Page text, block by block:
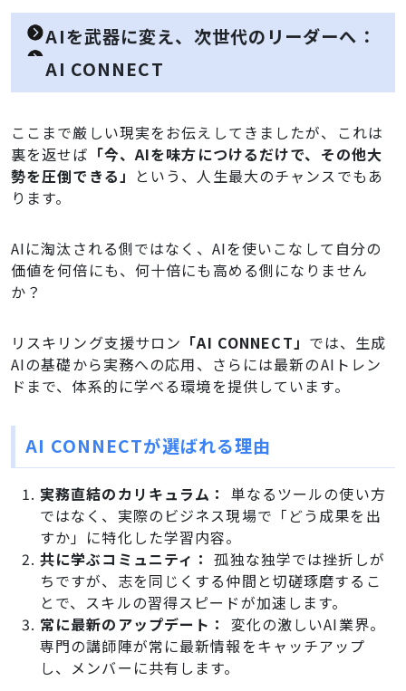
AIを武器に変え、次世代のリーダーへ：
AI CONNECT
ここまで厳しい現実をお伝えしてきましたが、これは
裏を返せば 「今、AIを味方につけるだけで、その他大
勢を圧倒できる」 という、人生最大のチャンスでもあ
ります。
AIに淘汰される側ではなく、AIを使いこなして自分の
価値を何倍にも、何十倍にも高める側になりません
か？
リスキリング支援サロン 「AI CONNECT」 では、生成
AIの基礎から実務への応用、さらには最新のAIトレン
ドまで、体系的に学べる環境を提供しています。
AI CONNECTが選ばれる理由
実務直結のカリキュラム： 単なるツールの使い方
ではなく、実際のビジネス現場で「どう成果を出
すか」に特化した学習内容。
共に学ぶコミュニティ： 孤独な独学では挫折しが
ちですが、志を同じくする仲間と切磋琢磨するこ
とで、スキルの習得スピードが加速します。
常に最新のアップデート： 変化の激しいAI業界。
専門の講師陣が常に最新情報をキャッチアップ
し、メンバーに共有します。